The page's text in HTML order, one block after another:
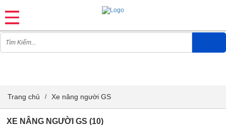
Trang chủ / Xe nâng người GS
XE NÂNG NGƯỜI GS(10)